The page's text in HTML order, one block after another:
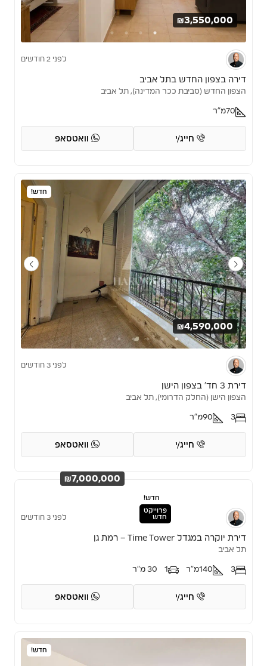
₪3,550,000
לפני 2 חודשים
דירה בצפון החדש בתל אביב
הצפון החדש (סביבת ככר המדינה), תל אביב
70מ"ר
חייג/י וואטסאפ
חדש!
₪4,590,000
לפני 3 חודשים
דירת 3 חד’ בצפון הישן
הצפון הישן (החלק הדרומי), תל אביב
3
90מ"ר
חייג/י וואטסאפ
חדש!
פרוייקט
חדש
₪7,000,000
לפני 3 חודשים
דירת יוקרה במגדל Time Tower – רמת גן
תל אביב
3
140מ"ר 1 30 מ"ר
חייג/י וואטסאפ
חדש!